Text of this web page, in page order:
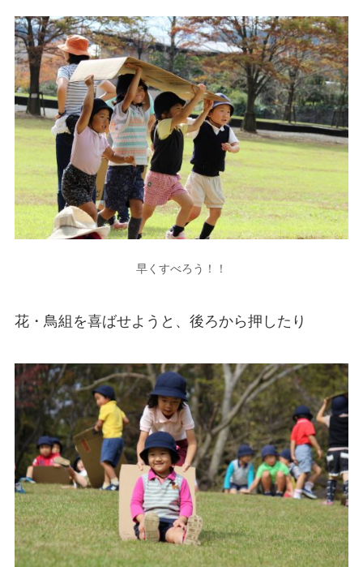
早くすべろう！！
花・鳥組を喜ばせようと、後ろから押したり